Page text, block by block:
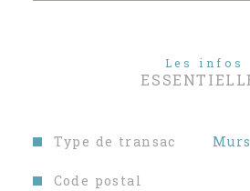
Les infos
Caractéristiques Valeurs
Type de transac
Code postal
98 00 ou 06 49 33 94 96
est exposé sont disponibles sur le